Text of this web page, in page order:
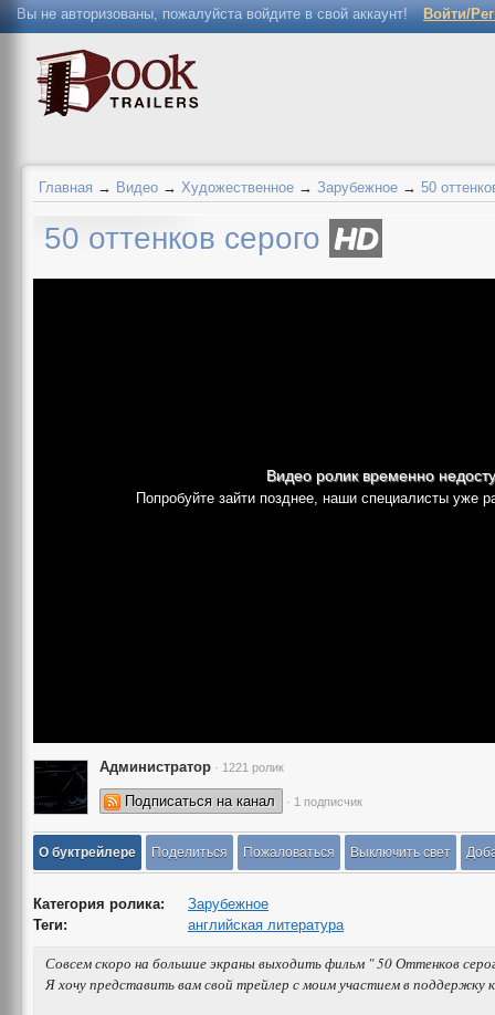
Вы не авторизованы, пожалуйста войдите в свой аккаунт! Войти/
Главная → Видео → Художественное → Зарубежное → 50
50 оттенков серого HD
Видео ролик временно
Попробуйте зайти позднее, наши специалисты уже
Администратор · 1221 ролик
Подписаться на канал · 1 подписчик
О буктрейлере Поделиться Пожаловаться Выключить свет
Категория ролика:
Зарубежное
Теги:
английская литература
Совсем скоро на большие экраны выходить фильм " 50 Оттенков
Я хочу представить вам свой трейлер с моим участием в поддержку